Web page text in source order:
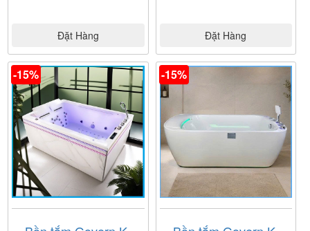
Đặt Hàng Đặt Hàng
-15% -15%